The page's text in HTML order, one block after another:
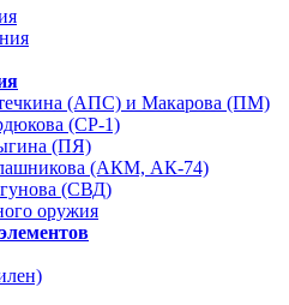
(АПС) и Макарова (ПМ)
(СР-1)
(ПЯ)
(АКМ, АК-74)
(СВД)
оружия